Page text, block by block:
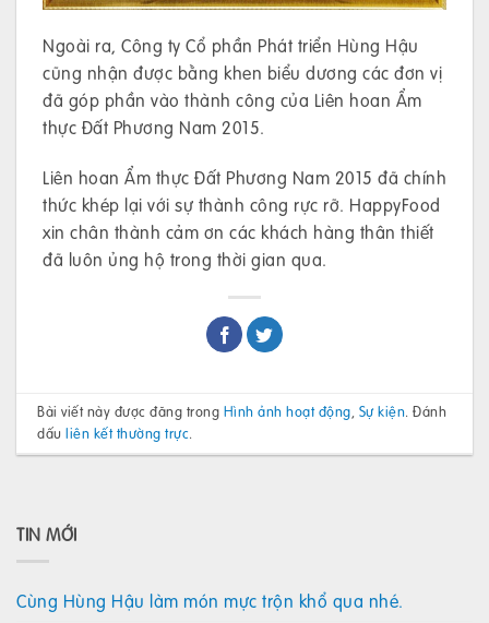
Ngoài ra, Công ty Cổ phần Phát triển Hùng Hậu
cũng nhận được bằng khen biểu dương các đơn vị
đã góp phần vào thành công của Liên hoan Ẩm
thực Đất Phương Nam 2015.
Liên hoan Ẩm thực Đất Phương Nam 2015 đã chính
thức khép lại với sự thành công rực rỡ. HappyFood
xin chân thành cảm ơn các khách hàng thân thiết
đã luôn ủng hộ trong thời gian qua.
Bài viết này được đăng trong Hình ảnh hoạt động, Sự kiện. Đánh
dấuliên kết thường trực.
TIN MỚI
Cùng Hùng Hậu làm món mực trộn khổ qua nhé.